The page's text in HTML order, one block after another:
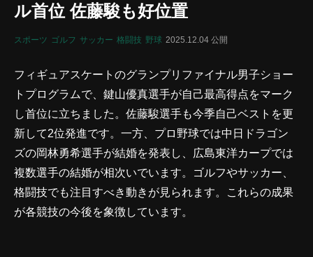
ル首位 佐藤駿も好位置
スポーツ ゴルフ サッカー 格闘技 野球 2025.12.04 公開
フィギュアスケートのグランプリファイナル男子ショー
トプログラムで、鍵山優真選手が自己最高得点をマーク
し首位に立ちました。佐藤駿選手も今季自己ベストを更
新して2位発進です。一方、プロ野球では中日ドラゴン
ズの岡林勇希選手が結婚を発表し、広島東洋カープでは
複数選手の結婚が相次いでいます。ゴルフやサッカー、
格闘技でも注目すべき動きが見られます。これらの成果
が各競技の今後を象徴しています。